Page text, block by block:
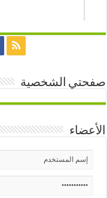
صفحتي الشخصية
الأعضاء